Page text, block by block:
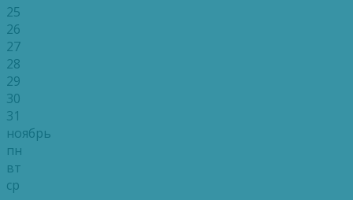
25
26
27
28
29
30
31
ноябрь
пн
вт
ср